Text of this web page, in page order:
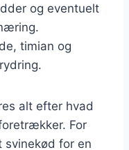
og eventuelt
timian og
alt efter hvad
For
svinekød for en